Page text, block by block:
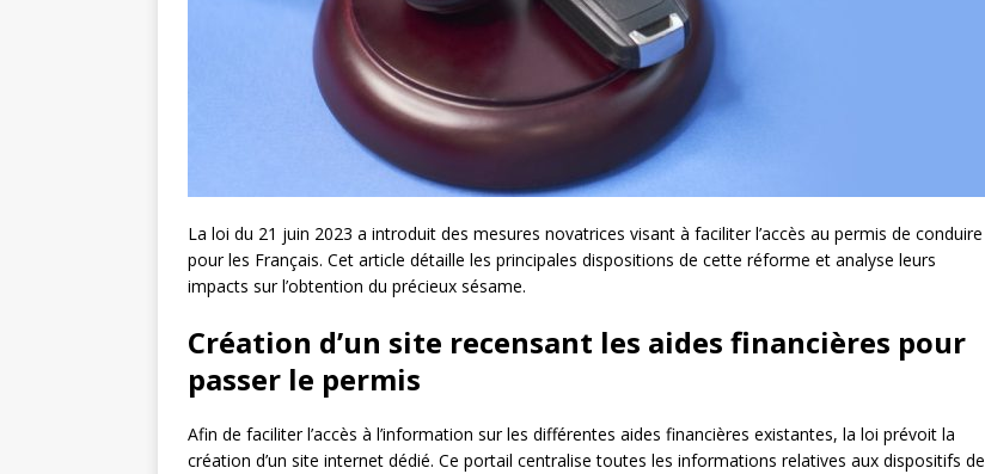
La loi du 21 juin 2023 a introduit des mesures novatrices visant à faciliter l’accès au permis de conduire
pour les Français. Cet article détaille les principales dispositions de cette réforme et analyse leurs
impacts sur l’obtention du précieux sésame.
Création d’un site recensant les aides financières pour
passer le permis
Afin de faciliter l’accès à l’information sur les différentes aides financières existantes, la loi prévoit la
création d’un site internet dédié. Ce portail centralise toutes les informations relatives aux dispositifs de